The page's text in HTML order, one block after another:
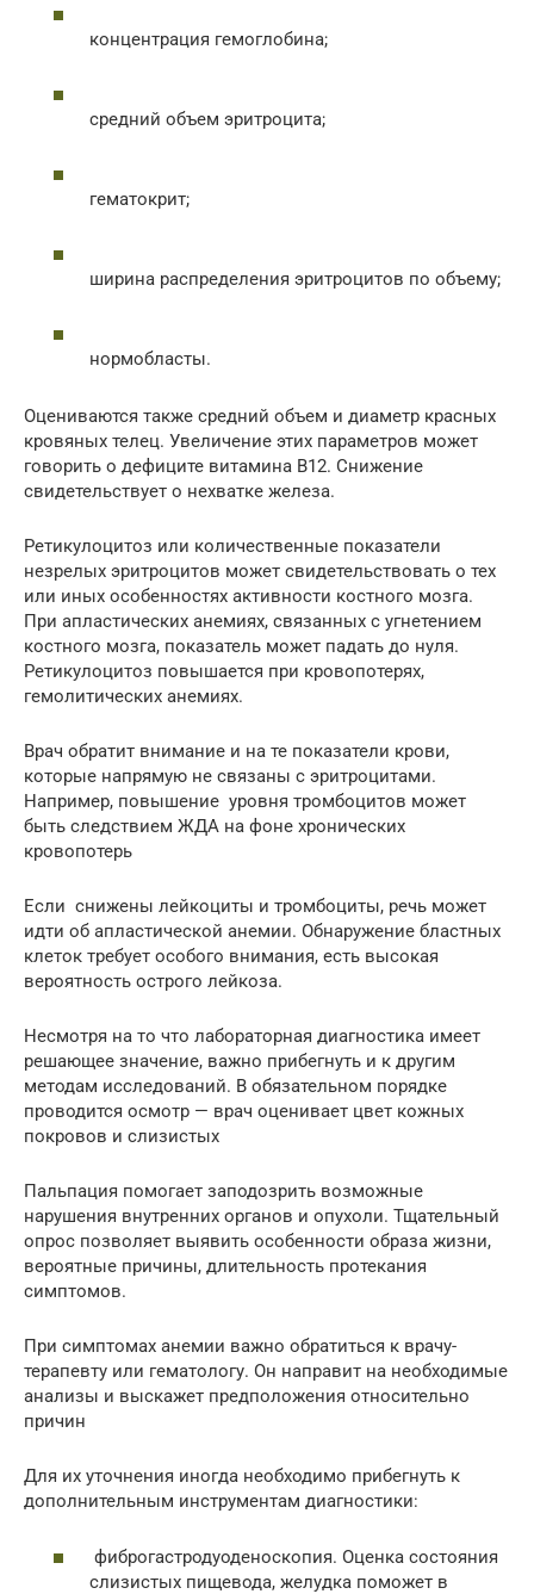
концентрация гемоглобина;
средний объем эритроцита;
гематокрит;
ширина распределения эритроцитов по объему;
нормобласты.
Оцениваются также средний объем и диаметр красных
кровяных телец. Увеличение этих параметров может
говорить о дефиците витамина В12. Снижение
свидетельствует о нехватке железа.
Ретикулоцитоз или количественные показатели
незрелых эритроцитов может свидетельствовать о тех
или иных особенностях активности костного мозга.
При апластических анемиях, связанных с угнетением
костного мозга, показатель может падать до нуля.
Ретикулоцитоз повышается при кровопотерях,
гемолитических анемиях.
Врач обратит внимание и на те показатели крови,
которые напрямую не связаны с эритроцитами.
Например, повышение уровня тромбоцитов может
быть следствием ЖДА на фоне хронических
кровопотерь
Если снижены лейкоциты и тромбоциты, речь может
идти об апластической анемии. Обнаружение бластных
клеток требует особого внимания, есть высокая
вероятность острого лейкоза.
Несмотря на то что лабораторная диагностика имеет
решающее значение, важно прибегнуть и к другим
методам исследований. В обязательном порядке
проводится осмотр — врач оценивает цвет кожных
покровов и слизистых
Пальпация помогает заподозрить возможные
нарушения внутренних органов и опухоли. Тщательный
опрос позволяет выявить особенности образа жизни,
вероятные причины, длительность протекания
симптомов.
При симптомах анемии важно обратиться к врачу-
терапевту или гематологу. Он направит на необходимые
анализы и выскажет предположения относительно
причин
Для их уточнения иногда необходимо прибегнуть к
дополнительным инструментам диагностики:
фиброгастродуоденоскопия. Оценка состояния
слизистых пищевода, желудка поможет в